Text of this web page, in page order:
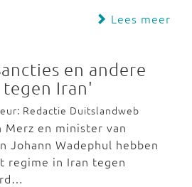
Lees meer
en andere
Iran'
Redactie Duitslandweb
Merz en minister van
Johann Wadephul hebben
regime in Iran tegen